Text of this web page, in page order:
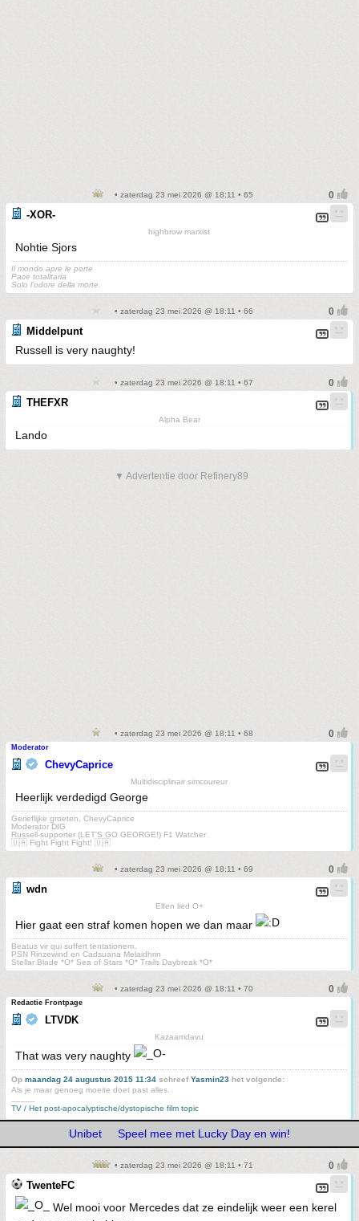
• zaterdag 23 mei 2026 @ 18:11 • 65
-XOR-
highbrow marxist
Nohtie Sjors
Il mondo apre le porte
Pace totalitaria
Solo l'odore della morte.
• zaterdag 23 mei 2026 @ 18:11 • 66
Middelpunt
Russell is very naughty!
• zaterdag 23 mei 2026 @ 18:11 • 67
THEFXR
Alpha Bear
Lando
▼ Advertentie door Refinery89
• zaterdag 23 mei 2026 @ 18:11 • 68
Moderator
ChevyCaprice
Multidisciplinair simcoureur
Heerlijk verdedigd George
Gerieflijke groeten, ChevyCaprice
Moderator DIG
Russell-supporter (LET'S GO GEORGE!) F1 Watcher
🇺🇦 Fight Fight Fight! 🇺🇦
• zaterdag 23 mei 2026 @ 18:11 • 69
wdn
Elfen lied O+
Hier gaat een straf komen hopen we dan maar
Beatus vir qui suffert tentationem.
PSN Rinzewind en Cadsuana Melaidhrin
Stellar Blade *O* Sea of Stars *O* Trails Daybreak *O*
• zaterdag 23 mei 2026 @ 18:11 • 70
Redactie Frontpage
LTVDK
Kazaamdavu
That was very naughty
Op maandag 24 augustus 2015 11:34 schreefYasmin23 het volgende:
Als je maar genoeg moeite doet past alles.
TV / Het post-apocalyptische/dystopische film topic
Unibet Speel mee met Lucky Day en win!
• zaterdag 23 mei 2026 @ 18:11 • 71
TwenteFC
Wel mooi voor Mercedes dat ze eindelijk weer een kerel